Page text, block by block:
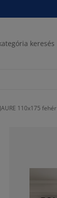
110x175 fehér